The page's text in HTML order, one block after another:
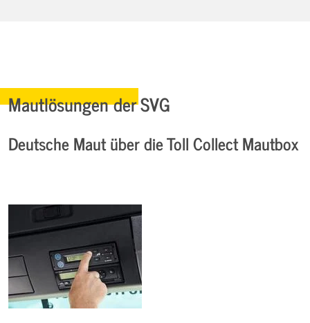
Mautlösungen der SVG
Deutsche Maut über die Toll Collect Mautbox